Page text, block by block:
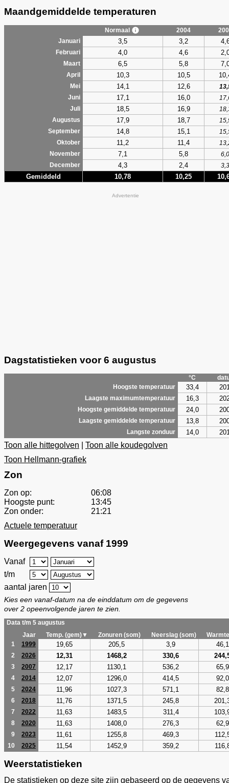
Maandgemiddelde temperaturen
Normaal 2004
Januari
3,5 3,2
Februari 4,0 4,6
Maart 6,5 5,8
April 10,3 10,5
Mei 14,1 12,6
Juni
17,1 16,0
Juli
18,5 16,9
Augustus
17,9 18,7
September
14,8 15,1
Oktober
11,2 11,4
November
7,1 5,8
6,0
December
4,3 2,4 3,3
Gemiddeld 10,78 10,25
Advertentie
Dagstatistieken voor 6 augustus
°C
Hoogste temperatuur
33,4
Laagste maximumtemperatuur 16,3
Hoogste gemiddelde temperatuur 24,0
Laagste gemiddelde temperatuur 13,8
Langste zonduur 14,0
Toon alle hittegolven
Toon alle koudegolven
Toon Hellmann-grafiek
Zon
Zon op:
06:08
Hoogste punt:
13:45
Zon onder:
21:21
Actuele temperatuur
Weergegevens vanaf 1999
Vanaf
t/m
aantal jaren
Kies een vanaf-datum na de einddatum om de gegevens
over 2 opeenvolgende jaren te zien.
Data t/m 5 augustus
Jaar
Temp. (gem)▼ Zonuren (som) Neerslag (som)
1
1999 19,65 205,5 3,9 46,1
2 2026 12,31 1468,2 330,6
3 2007 12,17 1130,1 536,2 65,9
4 2014 12,07 1296,0 414,5 92,0
5 2024 11,96 1027,3 571,1 82,8
6 2018 11,76 1371,5 245,8
7 2022 11,63 1483,5 311,4
8 2020 11,63 1408,0 276,3 62,9
9 2023 11,61 1255,8 469,3
10 2025 11,54 1452,9 359,2
Weerstatistieken
De statistieken op deze site zijn gebaseerd op de gegevens